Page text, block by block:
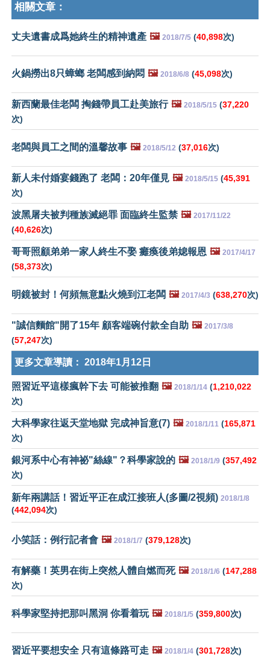
相關文章：
丈夫遺書成爲她終生的精神遺產 🖼️ 2018/7/5 (40,898次)
火鍋撈出8只蟑螂 老闆感到納悶 🖼️ 2018/6/8 (45,098次)
新西蘭最佳老闆 掏錢帶員工赴美旅行 🖼️ 2018/5/15 (37,220
次)
老闆與員工之間的溫馨故事 🖼️ 2018/5/12 (37,016次)
新人未付婚宴錢跑了 老闆：20年僅見 🖼️ 2018/5/15 (45,391
次)
波黑屠夫被判種族滅絕罪 面臨終生監禁 🖼️ 2017/11/22
(40,626次)
哥哥照顧弟弟一家人終生不娶 癱瘓後弟媳報恩 🖼️ 2017/4/17
(58,373次)
明鏡被封！何頻無意點火燒到江老闆 🖼️ 2017/4/3 (638,270次)
"誠信麵館"開了15年 顧客端碗付款全自助 🖼️ 2017/3/8
(57,247次)
更多文章導讀： 2018年1月12日
照習近平這樣瘋幹下去 可能被推翻 🖼️ 2018/1/14 (1,210,022
次)
大科學家往返天堂地獄 完成神旨意(7) 🖼️ 2018/1/11 (165,871
次)
銀河系中心有神祕"絲線"？科學家說的 🖼️ 2018/1/9 (357,492
次)
新年兩講話！習近平正在成江接班人(多圖/2視頻) 2018/1/8
(442,094次)
小笑話：例行記者會 🖼️ 2018/1/7 (379,128次)
有解藥！英男在街上突然人體自燃而死 🖼️ 2018/1/6 (147,288
次)
科學家堅持把那叫黑洞 你看着玩 🖼️ 2018/1/5 (359,800次)
習近平要想安全 只有這條路可走 🖼️ 2018/1/4 (301,728次)